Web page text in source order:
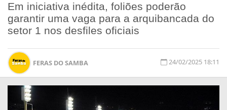
Em iniciativa inédita, foliões poderão
garantir uma vaga para a arquibancada do
setor 1 nos desfiles oficiais
FERAS DO SAMBA 24/02/2025 18:11